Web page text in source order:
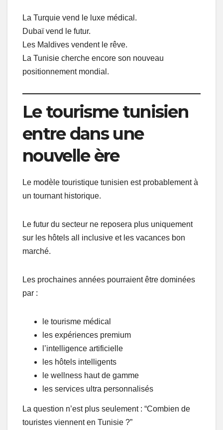
La Turquie vend le luxe médical.
Dubaï vend le futur.
Les Maldives vendent le rêve.
La Tunisie cherche encore son nouveau
positionnement mondial.
Le tourisme tunisien
entre dans une
nouvelle ère
Le modèle touristique tunisien est probablement à
un tournant historique.
Le futur du secteur ne reposera plus uniquement
sur les hôtels all inclusive et les vacances bon
marché.
Les prochaines années pourraient être dominées
par :
le tourisme médical
les expériences premium
l’intelligence artificielle
les hôtels intelligents
le wellness haut de gamme
les services ultra personnalisés
La question n’est plus seulement : “Combien de
touristes viennent en Tunisie ?”